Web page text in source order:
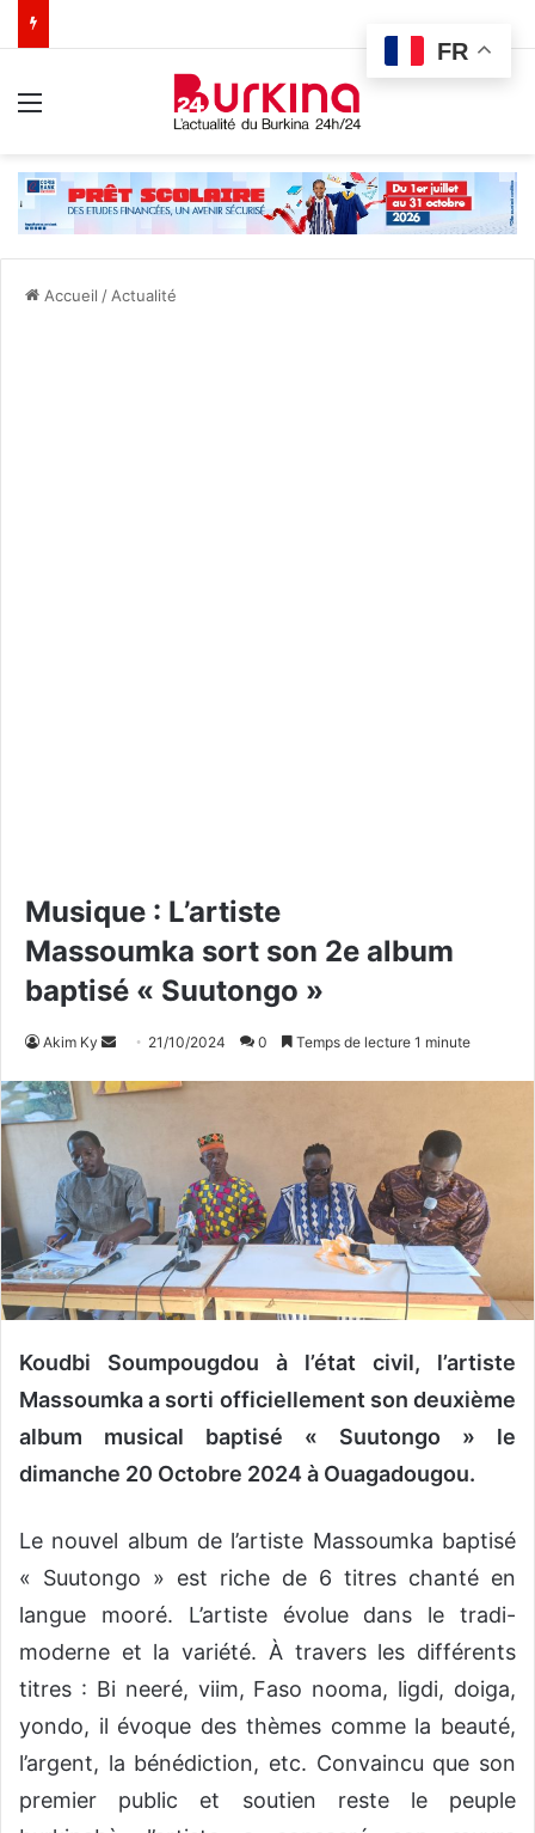
Accueil / Actualité
Musique : L’artiste
Massoumka sort son 2e album
baptisé « Suutongo »
Akim Ky
v
e
r
u
n
c
u
i
e
21/10/2024 0 Temps de lecture 1 minute
Koudbi Soumpougdou à l’état civil, l’artiste
Massoumka a sorti officiellement son deuxième
album musical baptisé « Suutongo » le
dimanche 20 Octobre 2024 à Ouagadougou.
Le nouvel album de l’artiste Massoumka baptisé
« Suutongo » est riche de 6 titres chanté en
langue mooré. L’artiste évolue dans le tradi-
moderne et la variété. À travers les différents
titres : Bi neeré, viim, Faso nooma, ligdi, doiga,
yondo, il évoque des thèmes comme la beauté,
l’argent, la bénédiction, etc. Convaincu que son
premier public et soutien reste le peuple
FR